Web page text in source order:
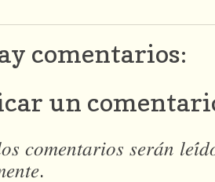
comentarios:
un
𝑐𝑜𝑚𝑒𝑛𝑡𝑎𝑟𝑖𝑜𝑠 𝑠𝑒𝑟𝑎́𝑛